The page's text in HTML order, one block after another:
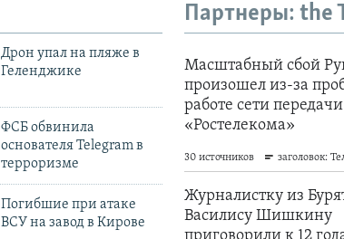
Дрон упал на пляже в
Геленджике
ФСБ обвинила
основателя Telegram в
терроризме
Погибшие при атаке
ВСУ на завод в Кирове
Партнеры: the